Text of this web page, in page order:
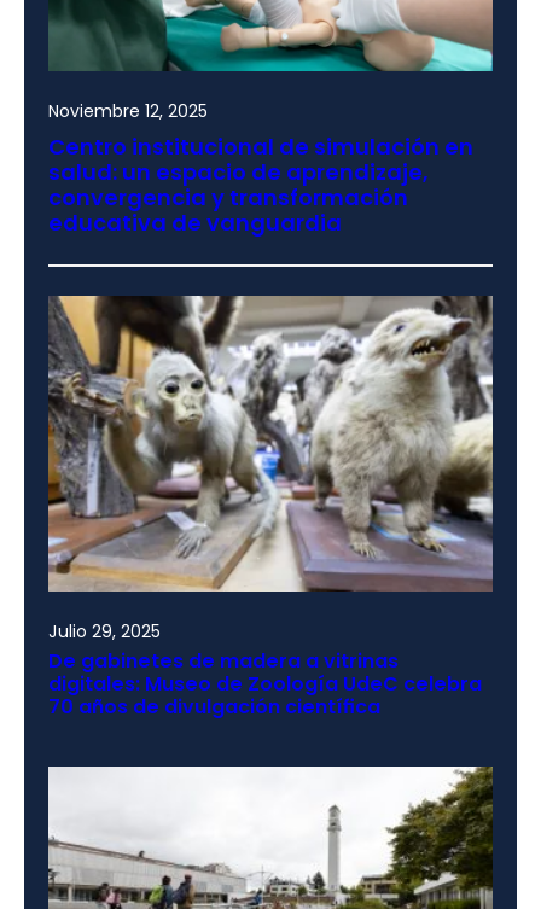
Noviembre 12, 2025
Centro institucional de simulación en
salud: un espacio de aprendizaje,
convergencia y transformación
educativa de vanguardia
Julio 29, 2025
De gabinetes de madera a vitrinas
digitales: Museo de Zoología UdeC celebra
70 años de divulgación científica